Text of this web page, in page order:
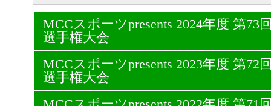
MCCスポーツpresents 2024年度 第73
選手権大会
MCCスポーツpresents 2023年度 第72
選手権大会